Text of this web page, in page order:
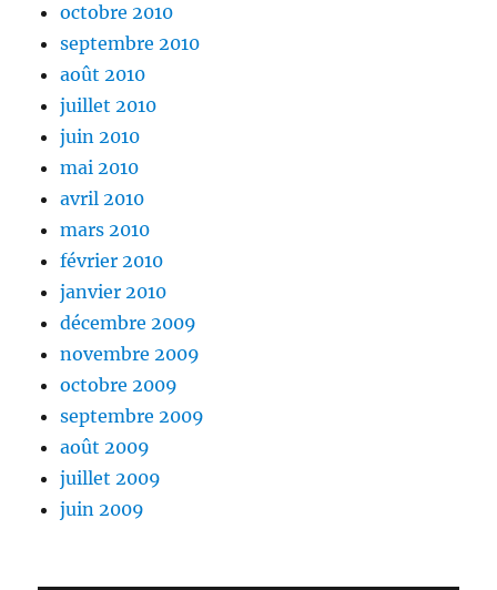
octobre 2010
septembre 2010
août 2010
juillet 2010
juin 2010
mai 2010
avril 2010
mars 2010
février 2010
janvier 2010
décembre 2009
novembre 2009
octobre 2009
septembre 2009
août 2009
juillet 2009
juin 2009